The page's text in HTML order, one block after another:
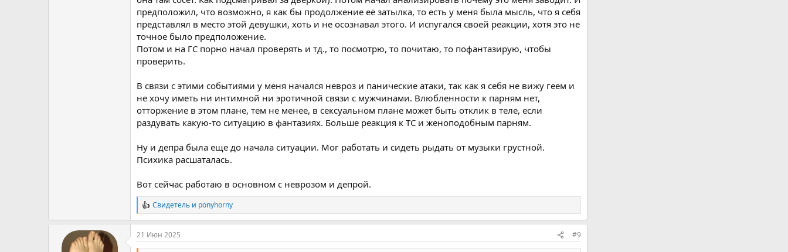
предположил, что возможно, я как бы продолжение её затылка, то есть у меня была мысль, что я себя
представлял в место этой девушки, хоть и не осознавал этого. И испугался своей реакции, хотя это не
точное было предположение.
Потом и на ГС порно начал проверять и тд., то посмотрю, то почитаю, то пофантазирую, чтобы
проверить.
В связи с этими событиями у меня начался невроз и панические атаки, так как я себя не вижу геем и
не хочу иметь ни интимной ни эротичной связи с мужчинами. Влюбленности к парням нет,
отторжение в этом плане, тем не менее, в сексуальном плане может быть отклик в теле, если
раздувать какую-то ситуацию в фантазиях. Больше реакция к ТС и женоподобным парням.
Ну и депра была еще до начала ситуации. Мог работать и сидеть рыдать от музыки грустной.
Психика расшаталась.
Вот сейчас работаю в основном с неврозом и депрой.
Р
е
а
к
ц
Свидетель и ponyhorny
21 Июн 2025 #9